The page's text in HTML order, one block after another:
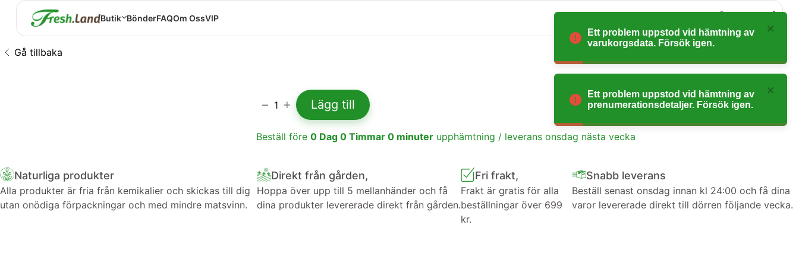
Butik BönderFAQOm OssVIP 0
Gå tillbaka
1 Lägg till
Beställ före 0 Dag 0 Timmar 0 minuter upphämtning / leverans onsdag nästa vecka
Naturliga produkter
Alla produkter är fria från kemikalier och skickas till dig
utan onödiga förpackningar och med mindre matsvinn.
Direkt från gården,
Hoppa över upp till 5 mellanhänder och få
dina produkter levererade direkt från gården.
Fri frakt,
Frakt är gratis för alla
beställningar över 699
kr.
Snabb leverans
Beställ senast onsdag innan kl 24:00 och få dina
varor levererade direkt till dörren följande vecka.
Ett problem uppstod vid hämtning av
varukorgsdata. Försök igen.
Ett problem uppstod vid hämtning av
prenumerationsdetaljer. Försök igen.